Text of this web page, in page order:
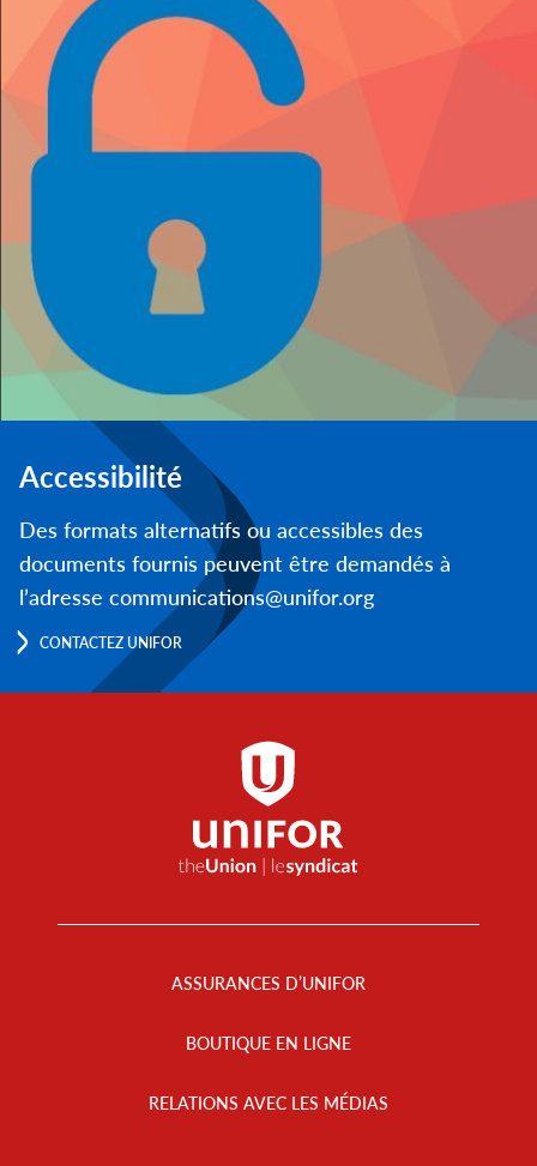
Accessibilité
Des formats alternatifs ou accessibles des
documents fournis peuvent être demandés à
l’adresse communications@unifor.org
CONTACTEZ UNIFOR
ASSURANCES D’UNIFOR
BOUTIQUE EN LIGNE
RELATIONS AVEC LES MÉDIAS